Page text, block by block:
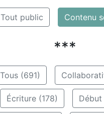
Tout public Contenu
***
Tous (691)
Écriture (178) Début